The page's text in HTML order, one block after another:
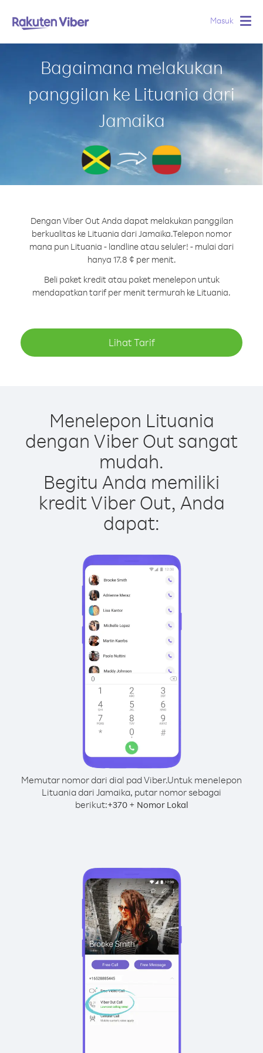
Masuk
Bagaimana melakukan
panggilan ke Lituania dari
Jamaika
Dengan Viber Out Anda dapat melakukan panggilan
berkualitas ke Lituania dari Jamaika.Telepon nomor
mana pun Lituania - landline atau seluler! - mulai dari
hanya 17.8 ¢ per menit.
Beli paket kredit atau paket menelepon untuk
mendapatkan tarif per menit termurah ke Lituania.
Lihat Tarif
Menelepon Lituania
dengan Viber Out sangat
mudah.
Begitu Anda memiliki
kredit Viber Out, Anda
dapat:
Memutar nomor dari dial pad Viber.Untuk menelepon
Lituania dari Jamaika, putar nomor sebagai
berikut:+370+ Nomor Lokal